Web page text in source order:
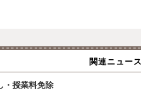
関連ニュース
・授業料免除